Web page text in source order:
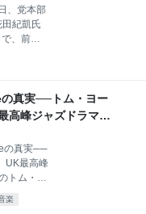
者である
ジニアリ
いう。
れること
、党本部
田紀凱氏
、前任
損壊罪
撃ちま
である。
アで批判
義偉前
めた人物
要職にあ
あったは
これを簡
真実──トム・ヨー
高峰ジャズドラマー
リングストーン ジ
の真実──
UK最高峰
トム・ヨ
ル
ち上げ
楽